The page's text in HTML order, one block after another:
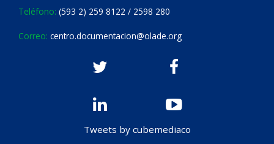
Teléfono: (593 2) 259 8122 / 2598 280
Correo: centro.documentacion@olade.org
Tweets by cubemediaco